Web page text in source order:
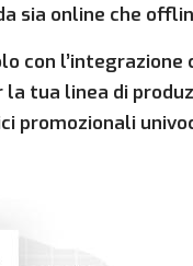
sia online che
con l’integrazione
tua linea di
promozionali